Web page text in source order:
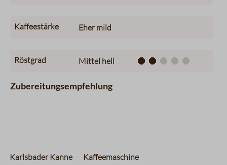
Kaffeestärke Eher mild
Röstgrad Mittel hell
Zubereitungsempfehlung
Karlsbader Kanne Kaffeemaschine